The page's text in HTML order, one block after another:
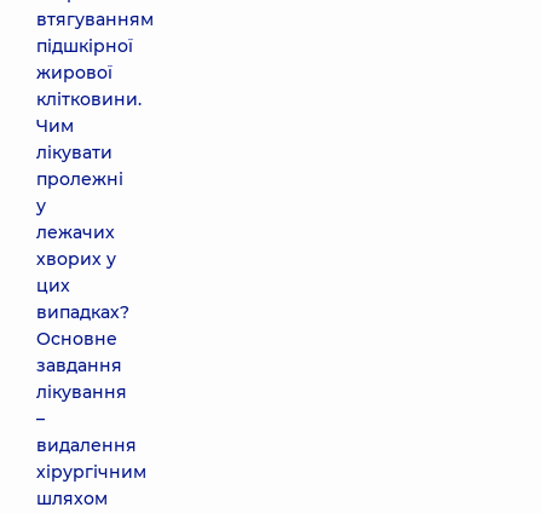
втягуванням
підшкірної
жирової
клітковини.
Чим
лікувати
пролежні
у
лежачих
хворих у
цих
випадках?
Основне
завдання
лікування
–
видалення
хірургічним
шляхом